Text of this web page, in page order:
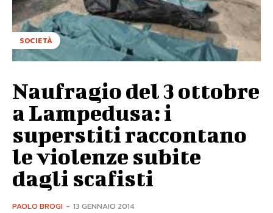
SOCIETÀ
Naufragio del 3 ottobre
a Lampedusa: i
superstiti raccontano
le violenze subite
dagli scafisti
PAOLO BROGI - 13 GENNAIO 2014